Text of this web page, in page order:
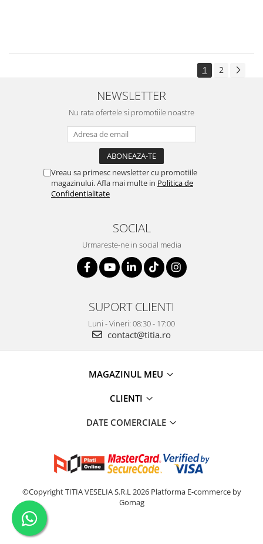
1 2
NEWSLETTER
Nu rata ofertele si promotiile noastre
Vreau sa primesc newsletter cu promotiile
magazinului. Afla mai multe in Politica de
Confidentialitate
SOCIAL
Urmareste-ne in social media
SUPORT CLIENTI
Luni - Vineri: 08:30 - 17:00
contact@titia.ro
MAGAZINUL MEU
CLIENTI
DATE COMERCIALE
©Copyright TITIA VESELIA S.R.L 2026 Platforma E-commerce by
Gomag